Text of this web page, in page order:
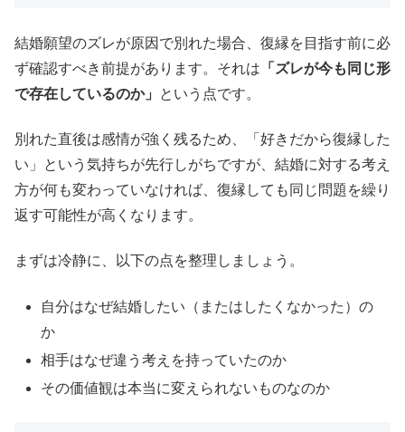
結婚願望のズレが原因で別れた場合、復縁を目指す前に必
ず確認すべき前提があります。それは 「ズレが今も同じ形
で存在しているのか」
という点です。
別れた直後は感情が強く残るため、「好きだから復縁した
い」という気持ちが先行しがちですが、結婚に対する考え
方が何も変わっていなければ、復縁しても同じ問題を繰り
返す可能性が高くなります。
まずは冷静に、以下の点を整理しましょう。
自分はなぜ結婚したい（またはしたくなかった）の
か
相手はなぜ違う考えを持っていたのか
その価値観は本当に変えられないものなのか